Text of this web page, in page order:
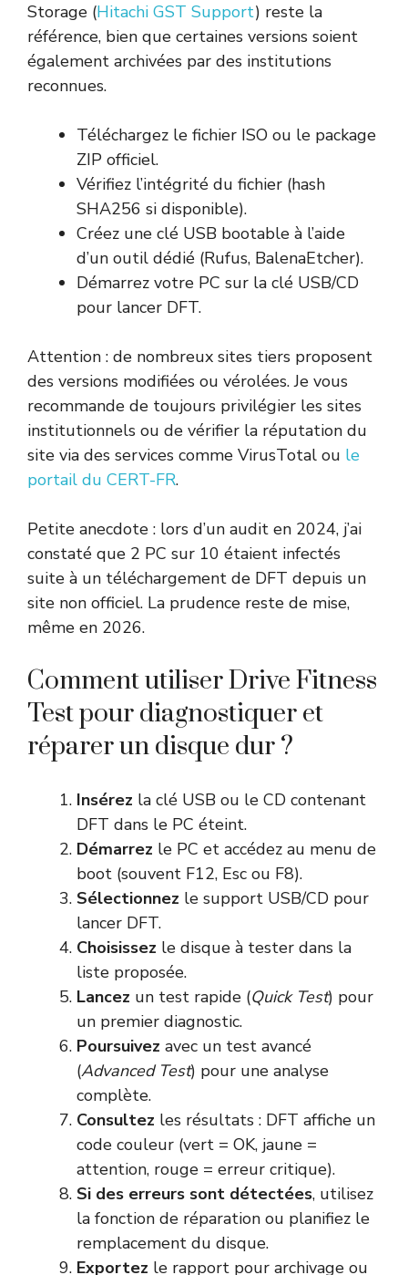
Storage (Hitachi GST Support) reste la
référence, bien que certaines versions soient
également archivées par des institutions
reconnues.
Téléchargez le fichier ISO ou le package
ZIP officiel.
Vérifiez l’intégrité du fichier (hash
SHA256 si disponible).
Créez une clé USB bootable à l’aide
d’un outil dédié (Rufus, BalenaEtcher).
Démarrez votre PC sur la clé USB/CD
pour lancer DFT.
Attention : de nombreux sites tiers proposent
des versions modifiées ou vérolées. Je vous
recommande de toujours privilégier les sites
institutionnels ou de vérifier la réputation du
site via des services comme VirusTotal ou le
portail du CERT-FR.
Petite anecdote : lors d’un audit en 2024, j’ai
constaté que 2 PC sur 10 étaient infectés
suite à un téléchargement de DFT depuis un
site non officiel. La prudence reste de mise,
même en 2026.
Comment utiliser Drive Fitness
Test pour diagnostiquer et
réparer un disque dur ?
Insérez la clé USB ou le CD contenant
DFT dans le PC éteint.
Démarrez le PC et accédez au menu de
boot (souvent F12, Esc ou F8).
Sélectionnez le support USB/CD pour
lancer DFT.
Choisissez le disque à tester dans la
liste proposée.
Lancez un test rapide (Quick Test) pour
un premier diagnostic.
Poursuivez avec un test avancé
(Advanced Test) pour une analyse
complète.
Consultez les résultats : DFT affiche un
code couleur (vert = OK, jaune =
attention, rouge = erreur critique).
Si des erreurs sont détectées, utilisez
la fonction de réparation ou planifiez le
remplacement du disque.
Exportez le rapport pour archivage ou